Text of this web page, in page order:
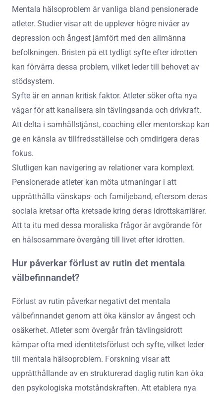
Mentala hälsoproblem är vanliga bland pensionerade
atleter. Studier visar att de upplever högre nivåer av
depression och ångest jämfört med den allmänna
befolkningen. Bristen på ett tydligt syfte efter idrotten
kan förvärra dessa problem, vilket leder till behovet av
stödsystem.
Syfte är en annan kritisk faktor. Atleter söker ofta nya
vägar för att kanalisera sin tävlingsanda och drivkraft.
Att delta i samhällstjänst, coaching eller mentorskap kan
ge en känsla av tillfredsställelse och omdirigera deras
fokus.
Slutligen kan navigering av relationer vara komplext.
Pensionerade atleter kan möta utmaningar i att
upprätthålla vänskaps- och familjeband, eftersom deras
sociala kretsar ofta kretsade kring deras idrottskarriärer.
Att ta itu med dessa moraliska frågor är avgörande för
en hälsosammare övergång till livet efter idrotten.
Hur påverkar förlust av rutin det mentala
välbefinnandet?
Förlust av rutin påverkar negativt det mentala
välbefinnandet genom att öka känslor av ångest och
osäkerhet. Atleter som övergår från tävlingsidrott
kämpar ofta med identitetsförlust och syfte, vilket leder
till mentala hälsoproblem. Forskning visar att
upprätthållande av en strukturerad daglig rutin kan öka
den psykologiska motståndskraften. Att etablera nya